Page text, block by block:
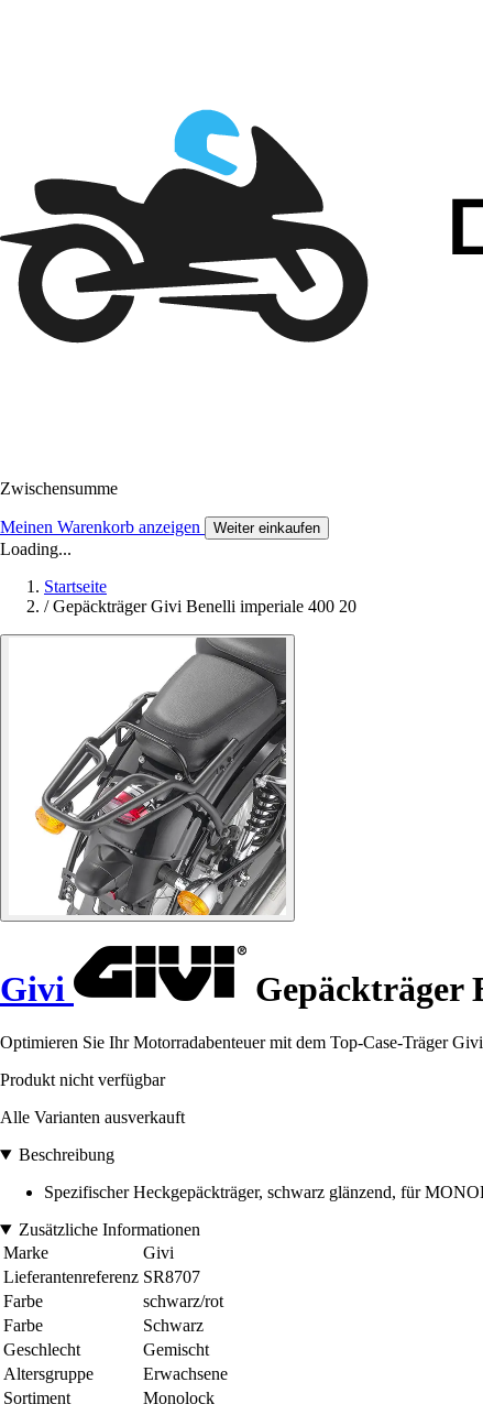
Zwischensumme
Meinen Warenkorb anzeigen Weiter einkaufen
Loading...
Startseite
/ Gepäckträger Givi Benelli imperiale 400 20
Givi Gepäckträger
Optimieren Sie Ihr Motorradabenteuer mit dem Top-Case-Träger
Produkt nicht verfügbar
Alle Varianten ausverkauft
Beschreibung
Spezifischer Heckgepäckträger, schwarz glänzend, für
Zusätzliche Informationen
Marke
Givi
Lieferantenreferenz SR8707
Farbe
schwarz/rot
Farbe
Schwarz
Geschlecht
Gemischt
Altersgruppe
Erwachsene
Sortiment
Monolock